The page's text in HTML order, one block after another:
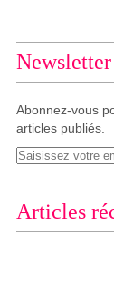
Newsletter
Abonnez-vous
articles publiés.
Articles